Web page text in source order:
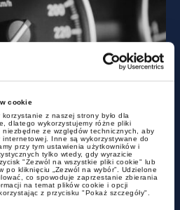
cookie
z naszej strony było dla
dlatego wykorzystujemy różne pliki
ze względów technicznych, aby
internetowej. Inne są wykorzystywane do
przy tym ustawienia użytkowników i
tylko wtedy, gdy wyrazicie
"Zezwól na wszystkie pliki cookie" lub
po kliknięciu „Zezwól na wybór”. Udzielone
co spowoduje zaprzestanie zbierania
na temat plików cookie i opcji
z przycisku "Pokaż szczegóły".
być